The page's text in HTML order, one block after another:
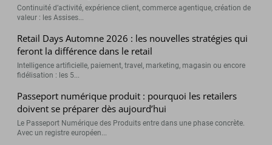
Continuité d’activité, expérience client, commerce agentique, création de
valeur : les Assises...
Retail Days Automne 2026 : les nouvelles stratégies qui
feront la différence dans le retail
Intelligence artificielle, paiement, travel, marketing, magasin ou encore
fidélisation : les 5...
Passeport numérique produit : pourquoi les retailers
doivent se préparer dès aujourd’hui
Le Passeport Numérique des Produits entre dans une phase concrète.
Avec un registre européen...